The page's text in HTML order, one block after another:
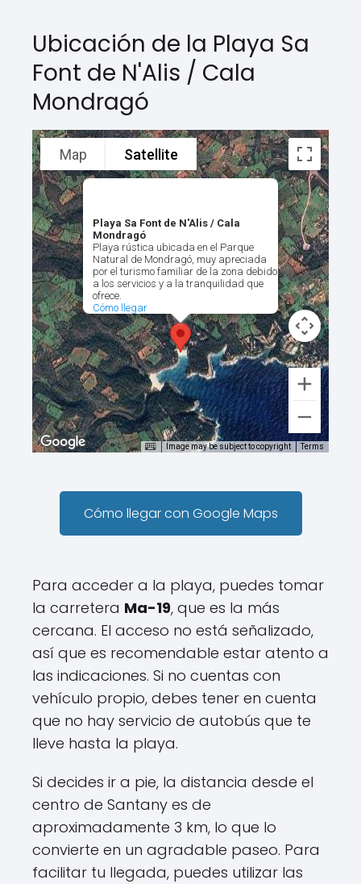
Ubicación de la Playa Sa
Font de N'Alis / Cala
Mondragó
Playa Sa Font de N'Alis / Cala
Mondragó
Playa rústica ubicada en el Parque
Natural de Mondragó, muy apreciada
por el turismo familiar de la zona debido
a los servicios y a la tranquilidad que
ofrece.
Cómo llegar
Map Satellite
Image may be subject to copyright Terms
Cómo llegar con Google Maps
Para acceder a la playa, puedes tomar
la carretera Ma-19, que es la más
cercana. El acceso no está señalizado,
así que es recomendable estar atento a
las indicaciones. Si no cuentas con
vehículo propio, debes tener en cuenta
que no hay servicio de autobús que te
lleve hasta la playa.
Si decides ir a pie, la distancia desde el
centro de Santany es de
aproximadamente 3 km, lo que lo
convierte en un agradable paseo. Para
facilitar tu llegada, puedes utilizar las